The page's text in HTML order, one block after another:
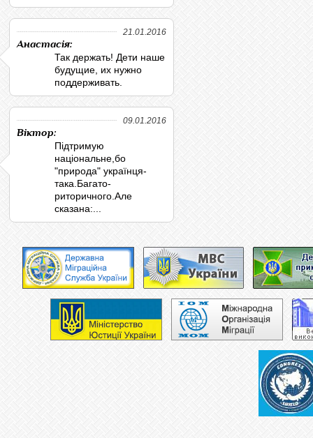
21.01.2016
Анастасія:
Так держать! Дети наше
будущие, их нужно
поддерживать.
09.01.2016
Віктор:
Підтримую
національне,бо
"природа" українця-
така.Багато-
риторичного.Але
сказана:...